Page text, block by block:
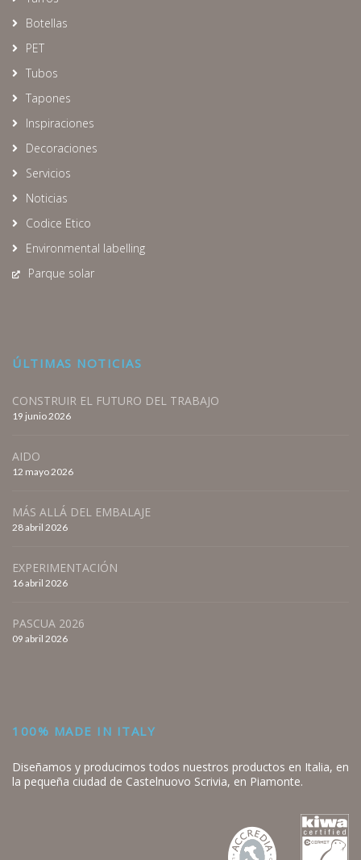
Botellas
PET
Tubos
Tapones
Inspiraciones
Decoraciones
Servicios
Noticias
Codice Etico
Environmental labelling
Parque solar
ÚLTIMAS NOTICIAS
CONSTRUIR EL FUTURO DEL TRABAJO
19 junio 2026
AIDO
12 mayo 2026
MÁS ALLÁ DEL EMBALAJE
28 abril 2026
EXPERIMENTACIÓN
16 abril 2026
PASCUA 2026
09 abril 2026
100% MADE IN ITALY
Diseñamos y producimos todos nuestros productos en Italia, en
la pequeña ciudad de Castelnuovo Scrivia, en Piamonte.